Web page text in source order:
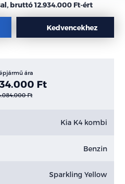
bruttó 12.934.000 Ft-ért
Kedvencekhez
ára
Ft
Ft
Kia K4 kombi
Benzin
Sparkling Yellow